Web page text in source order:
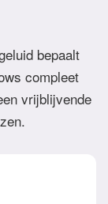
bepaalt
compleet
vrijblijvende